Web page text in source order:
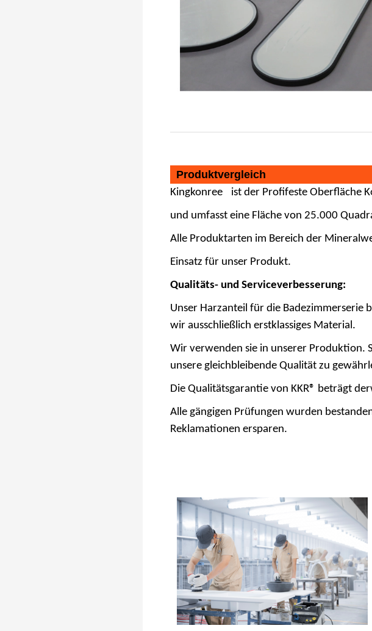
Produktvergleich
Kingkonree ist der Profifeste Oberfläche
und umfasst eine Fläche von 25.000
Alle Produktarten im Bereich der
Einsatz für unser Produkt.
Qualitäts- und Serviceverbesserung:
Unser Harzanteil für die Badezimmerserie
wir ausschließlich erstklassiges Material.
Wir verwenden sie in unserer Produktion.
unsere gleichbleibende Qualität zu
Die Qualitätsgarantie von KKR® beträgt
Alle gängigen Prüfungen wurden
Reklamationen ersparen.